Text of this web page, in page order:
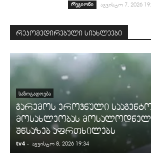
რეგიონი აგვისტო 7, 2026
რეკომედირებული სიახლეები
ᲡᲐᲖᲝᲒᲐᲓᲝᲔᲑᲐ
გარემოს ეროვნული
მოსახლეობას
შწსაზებ აფრთხილებს
tv4 - აგვისტო 8, 2026 19:34